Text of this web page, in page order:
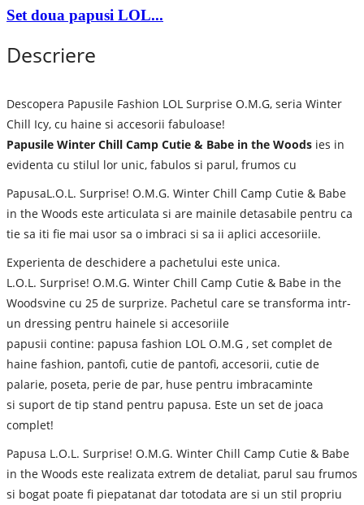
Set doua papusi LOL...
Descriere
Descopera Papusile Fashion LOL Surprise O.M.G, seria Winter
Chill Icy, cu haine si accesorii fabuloase!
Papusile Winter Chill Camp Cutie & Babe in the Woods ies in
evidenta cu stilul lor unic, fabulos si parul, frumos cu
PapusaL.O.L. Surprise! O.M.G. Winter Chill Camp Cutie & Babe
in the Woods este articulata si are mainile detasabile pentru ca
tie sa iti fie mai usor sa o imbraci si sa ii aplici accesoriile.
Experienta de deschidere a pachetului este unica.
L.O.L. Surprise! O.M.G. Winter Chill Camp Cutie & Babe in the
Woodsvine cu 25 de surprize. Pachetul care se transforma intr-
un dressing pentru hainele si accesoriile
papusii contine: papusa fashion LOL O.M.G , set complet de
haine fashion, pantofi, cutie de pantofi, accesorii, cutie de
palarie, poseta, perie de par, huse pentru imbracaminte
si suport de tip stand pentru papusa. Este un set de joaca
complet!
Papusa L.O.L. Surprise! O.M.G. Winter Chill Camp Cutie & Babe
in the Woods este realizata extrem de detaliat, parul sau frumos
si bogat poate fi piepatanat dar totodata are si un stil propriu